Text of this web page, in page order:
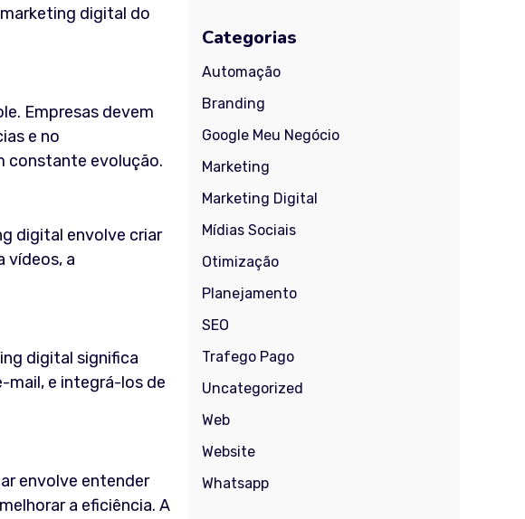
digital do
Empresas devem
e no
constante evolução.
digital envolve criar
vídeos, a
digital significa
mail, e integrá-los de
envolve entender
a eficiência. A
Categorias
Automação
Branding
Google Meu Negócio
Marketing
Marketing Digital
Mídias Sociais
Otimização
Planejamento
SEO
Trafego Pago
Uncategorized
Web
Website
Whatsapp